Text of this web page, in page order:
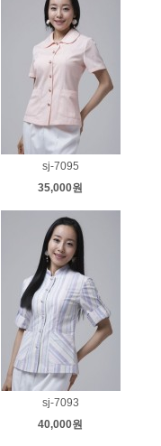
sj-7095
35,000원
sj-7093
40,000원